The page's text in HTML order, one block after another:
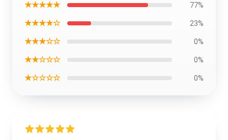
★★★★★ 77%
★★★★☆ 23%
★★★☆☆ 0%
★★☆☆☆ 0%
★☆☆☆☆ 0%